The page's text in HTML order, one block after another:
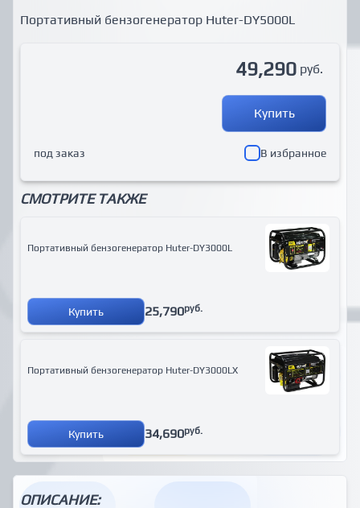
Портативный бензогенератор Huter-DY5000L
49,290 руб.
Купить
под заказ В избранное
СМОТРИТЕ ТАКЖЕ
Портативный бензогенератор Huter-DY3000L
Купить 25,790руб.
Портативный бензогенератор Huter-DY3000LX
Купить 34,690руб.
ОПИСАНИЕ: